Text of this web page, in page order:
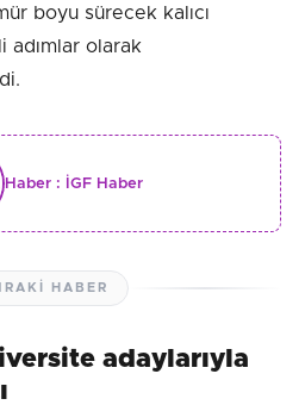
boyu sürecek kalıcı
adımlar olarak
Haber : İGF Haber
HABER
adaylarıyla